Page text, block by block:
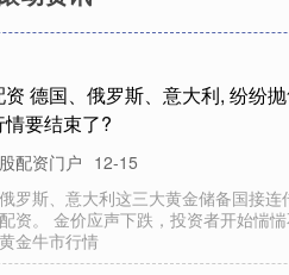
德国、俄罗斯、意大利, 纷纷
要结束了?
配资门户 12-15
罗斯、意大利这三大黄金储备国接连
资。 金价应声下跌，投资者开始惴
金牛市行情